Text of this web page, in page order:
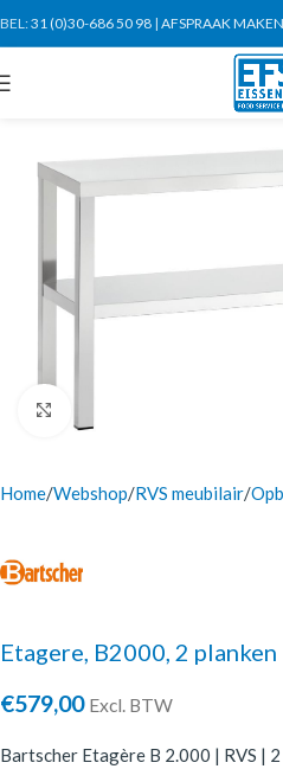
BEL:31 (0)30-686 50 98 | AFSPRAAK MAKEN
Home Webshop RVS meubilair
Etagere, B2000, 2 planken
€579,00 Excl. BTW
Bartscher Etagère B 2.000 | RVS |